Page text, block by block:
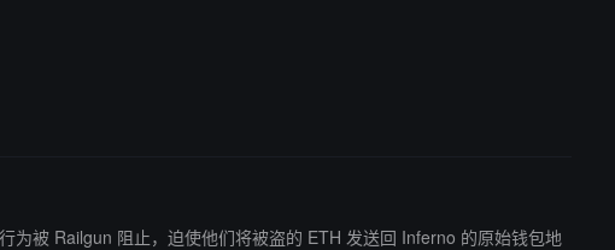
被 Railgun 阻止，迫使他们将被盗的 ETH 发送回 Inferno 的原始钱包地